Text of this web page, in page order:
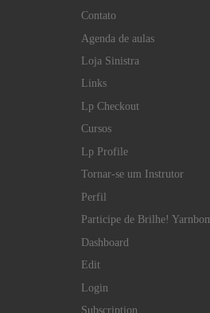
Contato
Agenda de aulas
Loja Sinistra
Links
Lp Checkout
Cursos
Lp Profile
Tornar-se um Instrutor
Perfil
Participe de Brilhe!
Dashboard
Edit
Login
Subscription